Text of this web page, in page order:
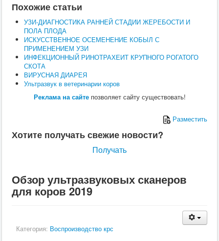
Заразные заболевания
Инфекционные заболевания
Инвазионные заболевания
Кормление
Поведение
Воспроизводство
Птицы
Ветеринария
Анатомия и физиология
Разведение
Воспроизводство
Кормление
Пушные звери
Пчелы
Экзотические животные
Крс
Похожие статьи
УЗИ-ДИАГНОСТИКА РАННЕЙ СТАДИИ ЖЕРЕБОСТИ И
ПОЛА ПЛОДА
ИСКУССТВЕННОЕ ОСЕМЕНЕНИЕ КОБЫЛ С
ПРИМЕНЕНИЕМ УЗИ
ИНФЕКЦИОННЫЙ РИНОТРАХЕИТ КРУПНОГО РОГАТОГО
СКОТА
ВИРУСНАЯ ДИАРЕЯ
Ультразвук в ветеринарии коров
Реклама на сайтепозволяет сайту существовать!
Разместить
Хотите получать свежие новости?
Получать
Обзор ультразвуковых сканеров
для коров 2019
Категория: Воспроизводство крс